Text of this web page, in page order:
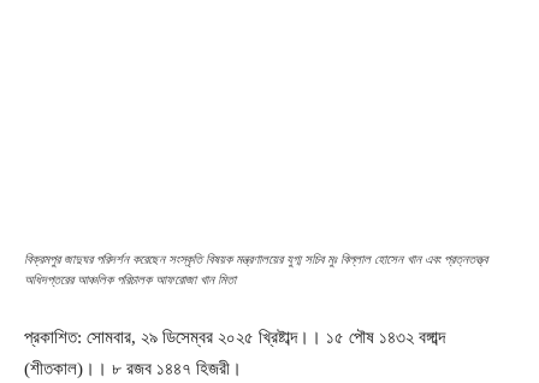
বিক্রমপুর জাদুঘর পরিদর্শন করেছেন সংস্কৃতি বিষয়ক মন্ত্রণালয়ের যুগ্ম সচিব মুঃ বিল্লাল হোসেন খান এবং প্রত্নতত্ত্ব
অধিদপ্তরের আঞ্চলিক পরিচালক আফরোজা খান মিতা
প্রকাশিত: সোমবার, ২৯ ডিসেম্বর ২০২৫ খ্রিষ্টাব্দ।। ১৫ পৌষ ১৪৩২ বঙ্গাব্দ
(শীতকাল)।। ৮ রজব ১৪৪৭ হিজরী।